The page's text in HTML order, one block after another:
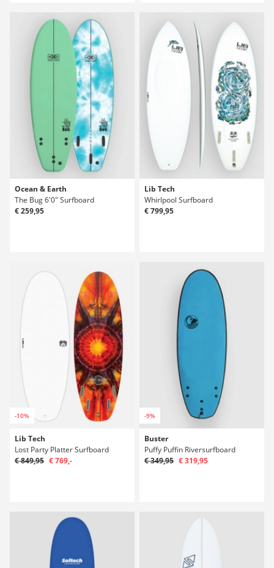
Ocean & Earth
The Bug 6'0" Surfboard
€ 259,95
Lib Tech
Whirlpool Surfboard
€ 799,95
-10%
Lib Tech
Lost Party Platter Surfboard
€ 849,95 € 769,-
-9%
Buster
Puffy Puffin Riversurfboard
€ 349,95 € 319,95